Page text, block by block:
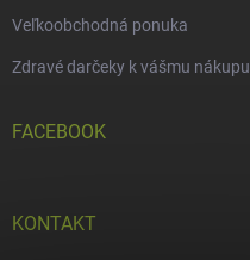
Veľkoobchodná ponuka
Zdravé darčeky k vášmu nákupu
FACEBOOK
KONTAKT